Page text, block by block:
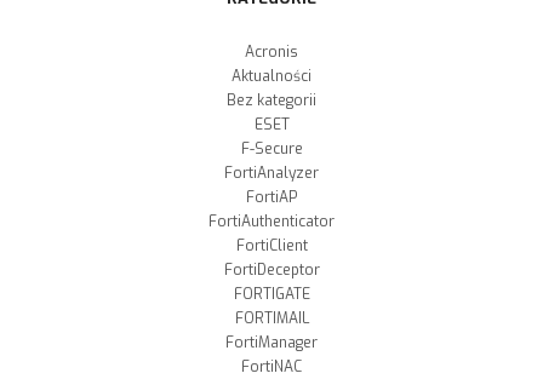
Acronis
Aktualności
Bez kategorii
ESET
F-Secure
FortiAnalyzer
FortiAP
FortiAuthenticator
FortiClient
FortiDeceptor
FORTIGATE
FORTIMAIL
FortiManager
FortiNAC